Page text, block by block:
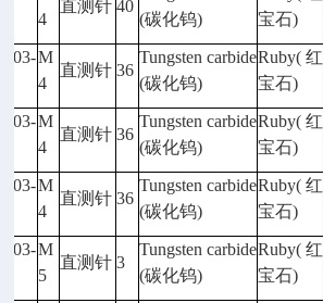
4
直测针 40
(碳化钨)
宝石)
M
4
直测针 36
Tungsten carbide
(碳化钨)
Ruby(红
宝石)
M
4
直测针 36
Tungsten carbide
(碳化钨)
Ruby(红
宝石)
M
4
直测针 36
Tungsten carbide
(碳化钨)
Ruby(红
宝石)
M
5
直测针 3
Tungsten carbide
(碳化钨)
Ruby(红
宝石)